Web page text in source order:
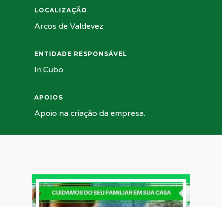
LOCALIZAÇÃO
Arcos de Valdevez
ENTIDADE RESPONSÁVEL
In.Cubo
APOIOS
Apoio na criação da empresa.